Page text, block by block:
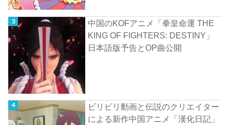
中国のKOFアニメ「拳皇命運 THE
KING OF FIGHTERS: DESTINY」
日本語版予告とOP曲公開
ビリビリ動画と伝説のクリエイター
による新作中国アニメ「漢化日記」